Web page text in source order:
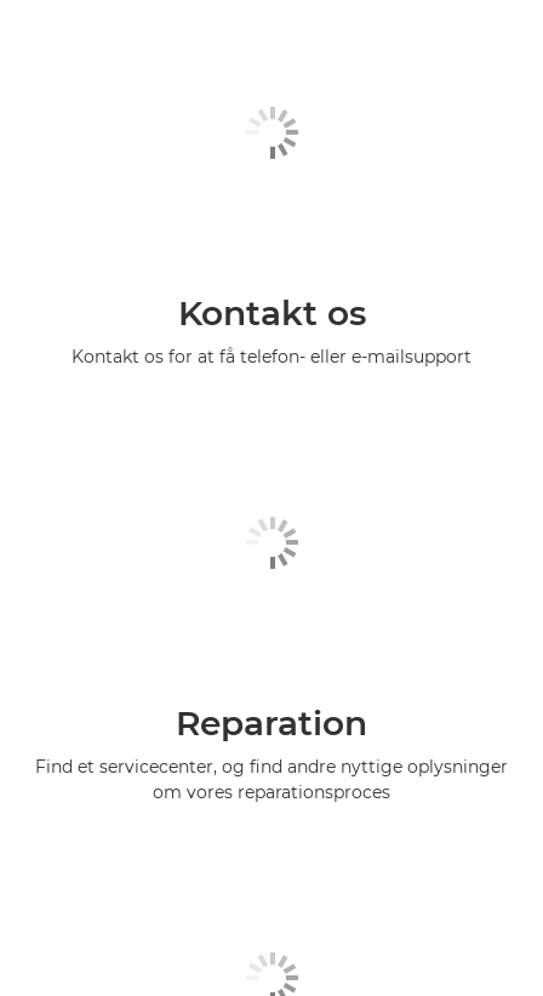
Kontakt os
Kontakt os for at få telefon- eller e-mailsupport
Reparation
Find et servicecenter, og find andre nyttige oplysninger
om vores reparationsproces